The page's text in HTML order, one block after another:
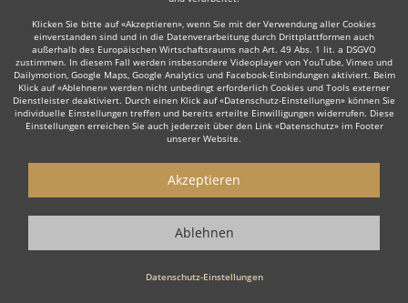
Rock Top 40 Alternative Band Tanz- & Showband
Wie funktioniert's?
1. Kostenlos anfragen
Starten Sie mit dem Button 'Kostenlos anfragen' eine Anfrage an die für
Sie interessanten Bands - also z. B. bestimmte Hochzeitsbands. Diesen
Button finden Sie auf den jeweiligen Künstler-Profil-Seiten der Musiker.
2. Angebote erhalten & Details besprechen
Klicken Sie bitte auf «Akzeptieren», wenn Sie mit der Verwendung aller Cookies
einverstanden sind und in die Datenverarbeitung durch Drittplattformen auch
außerhalb des Europäischen Wirtschaftsraums nach Art. 49 Abs. 1 lit. a DSGVO
zustimmen. In diesem Fall werden insbesondere Videoplayer von YouTube, Vimeo und
Dailymotion, Google Maps, Google Analytics und Facebook-Einbindungen aktiviert. Beim
Klick auf «Ablehnen» werden nicht unbedingt erforderlich Cookies und Tools externer
Dienstleister deaktiviert. Durch einen Klick auf «Datenschutz-Einstellungen» können Sie
individuelle Einstellungen treffen und bereits erteilte Einwilligungen widerrufen. Diese
Einstellungen erreichen Sie auch jederzeit über den Link «Datenschutz» im Footer
unserer Website.
Datenschutz-Einstellungen
Akzeptieren
Ablehnen